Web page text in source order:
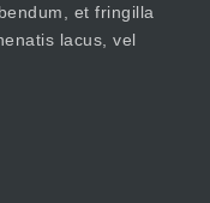
et fringilla
lacus, vel